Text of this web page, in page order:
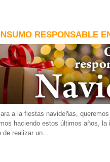
RESPONSABLE
a la fiestas navideñas,
haciendo estos últimos años, la
de realizar un...